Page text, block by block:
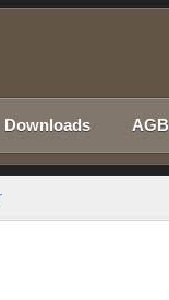
Downloads AGB